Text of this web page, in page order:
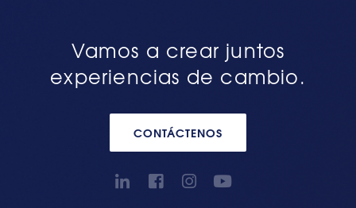
Vamos a crear juntos
experiencias de cambio.
CONTÁCTENOS